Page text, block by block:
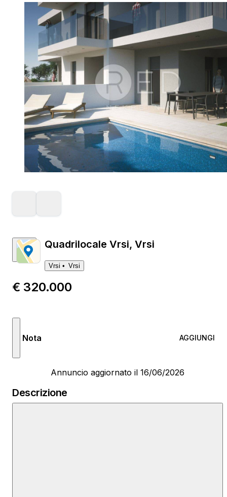
Quadrilocale Vrsi, Vrsi
Vrsi Vrsi
€ 320.000
Nota AGGIUNGI
Annuncio aggiornato il 16/06/2026
Descrizione